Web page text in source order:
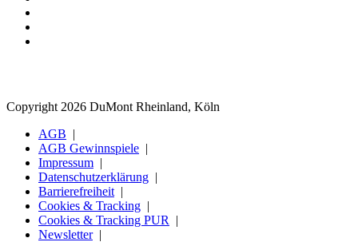
Copyright 2026 DuMont Rheinland, Köln
AGB
AGB Gewinnspiele
Impressum
Datenschutzerklärung
Barrierefreiheit
Cookies & Tracking
Cookies & Tracking PUR
Newsletter